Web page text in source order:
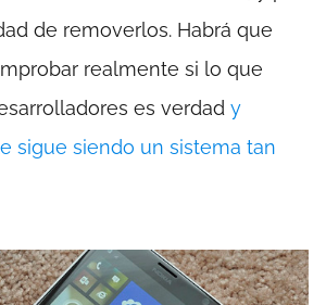
de removerlos. Habrá que
realmente si lo que
es verdad y
sigue siendo un sistema tan